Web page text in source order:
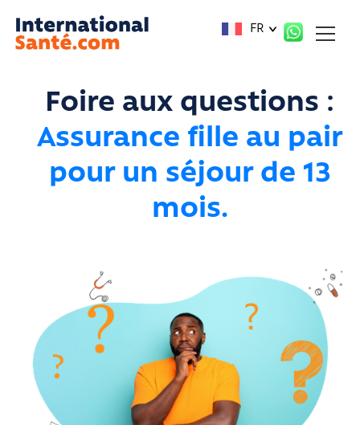
FR
Foire aux questions :
Assurance fille au pair
pour un séjour de 13
mois.